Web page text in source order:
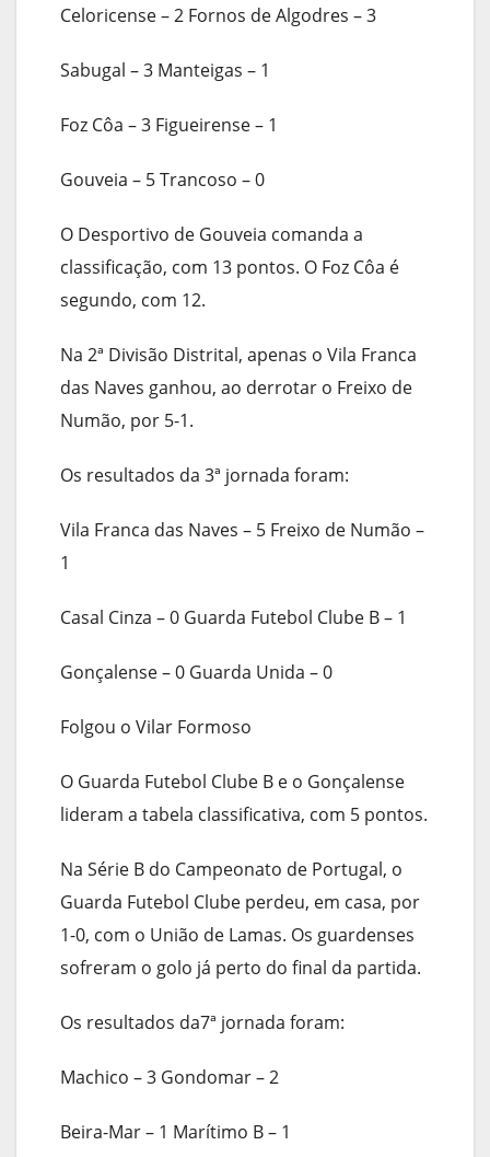
Celoricense – 2 Fornos de Algodres – 3
Sabugal – 3 Manteigas – 1
Foz Côa – 3 Figueirense – 1
Gouveia – 5 Trancoso – 0
O Desportivo de Gouveia comanda a
classificação, com 13 pontos. O Foz Côa é
segundo, com 12.
Na 2ª Divisão Distrital, apenas o Vila Franca
das Naves ganhou, ao derrotar o Freixo de
Numão, por 5-1.
Os resultados da 3ª jornada foram:
Vila Franca das Naves – 5 Freixo de Numão –
1
Casal Cinza – 0 Guarda Futebol Clube B – 1
Gonçalense – 0 Guarda Unida – 0
Folgou o Vilar Formoso
O Guarda Futebol Clube B e o Gonçalense
lideram a tabela classificativa, com 5 pontos.
Na Série B do Campeonato de Portugal, o
Guarda Futebol Clube perdeu, em casa, por
1-0, com o União de Lamas. Os guardenses
sofreram o golo já perto do final da partida.
Os resultados da7ª jornada foram:
Machico – 3 Gondomar – 2
Beira-Mar – 1 Marítimo B – 1